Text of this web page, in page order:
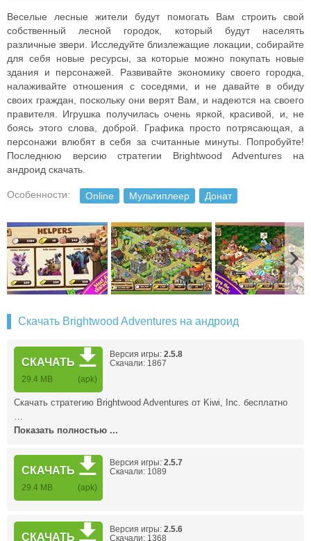
Веселые лесные жители будут помогать Вам строить свой
собственный лесной городок, который будут населять
различные звери. Исследуйте близлежащие локации, собирайте
для себя новые ресурсы, за которые можно покупать новые
здания и персонажей. Развивайте экономику своего городка,
налаживайте отношения с соседями, и не давайте в обиду
своих граждан, поскольку они верят Вам, и надеются на своего
правителя. Игрушка получилась очень яркой, красивой, и, не
боясь этого слова, доброй. Графика просто потрясающая, а
персонажи влюбят в себя за считанные минуты. Попробуйте!
Последнюю версию стратегии Brightwood Adventures на
андроид скачать.
Особенности: Online Мультиплеер Донат
Скачать Brightwood Adventures на андроид
СКАЧАТЬ
29.4 MB (apk)
Версия игры: 2.5.8
Скачали: 1867
Скачать стратегию Brightwood Adventures от Kiwi, Inc. бесплатно
…
Показать полностью ...
СКАЧАТЬ
29.4 MB (apk)
Версия игры: 2.5.7
Скачали: 1089
СКАЧАТЬ
Версия игры: 2.5.6
Скачали: 1368